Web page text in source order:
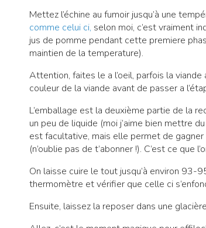
Mettez l’échine au fumoir jusqu’à une
comme celui ci, selon moi, c’est vraiment
jus de pomme pendant cette premiere
maintien de la temperature).
Attention, faites le a l’oeil, parfois la
couleur de la viande avant de passer a
L’emballage est la deuxième partie de la
un peu de liquide (moi j’aime bien mettre
est facultative, mais elle permet de
(n’oublie pas de t’abonner !). C’est ce que
On laisse cuire le tout jusqu’à environ
thermomètre et vérifier que celle ci
Ensuite, laissez la reposer dans une